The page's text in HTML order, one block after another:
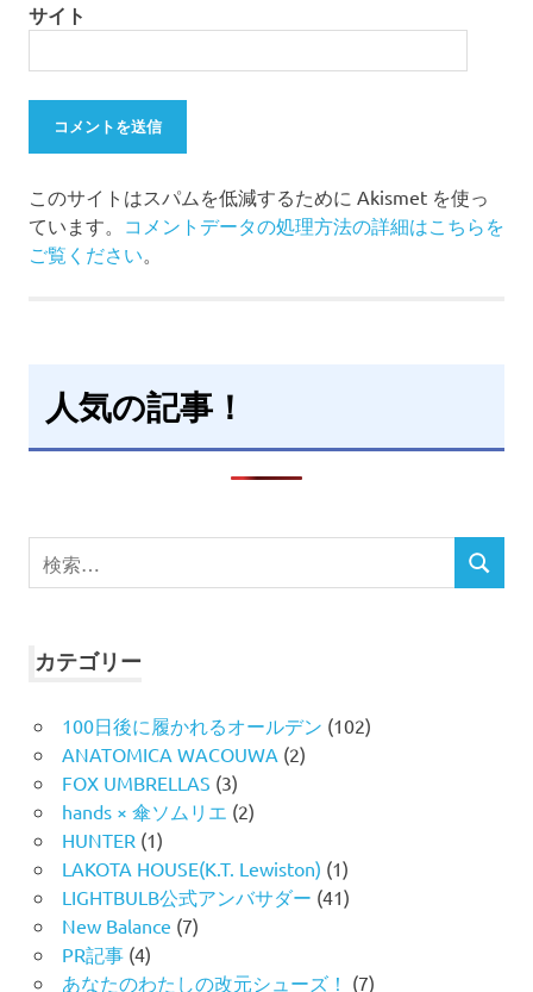
サイト
このサイトはスパムを低減するために Akismet を使っ
ています。 コメントデータの処理方法の詳細はこちらを
ご覧ください。
人気の記事！
検
索
検
カテゴリー
100日後に履かれるオールデン (102)
ANATOMICA WACOUWA (2)
FOX UMBRELLAS (3)
hands × 傘ソムリエ (2)
HUNTER (1)
LAKOTA HOUSE(K.T. Lewiston) (1)
LIGHTBULB公式アンバサダー (41)
New Balance (7)
PR記事(4)
あなたのわたしの改元シューズ！ (7)